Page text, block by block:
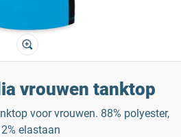
vrouwen tanktop
voor vrouwen. 88% polyester,
elastaan